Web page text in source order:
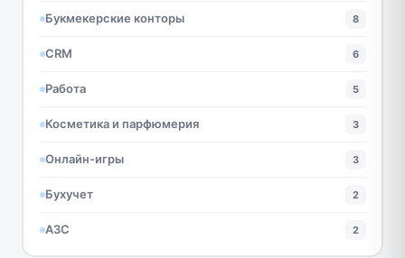
Букмекерские конторы 8
CRM 6
Работа 5
Косметика и парфюмерия 3
Онлайн-игры 3
Бухучет 2
АЗС 2